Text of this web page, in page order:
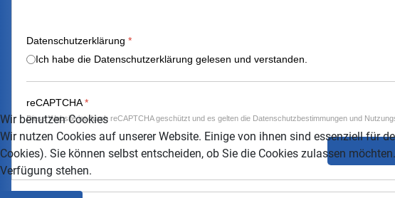
Datenschutzerklärung *
Ich habe die Datenschutzerklärung gelesen und verstanden.
reCAPTCHA*
Diese Website ist durch reCAPTCHA geschützt und es gelten die Datenschutzbestimmungen und
Wir benutzen Cookies
Wir nutzen Cookies auf unserer Website. Einige von ihnen sind essenziell für
Cookies). Sie können selbst entscheiden, ob Sie die Cookies zulassen
Verfügung stehen.